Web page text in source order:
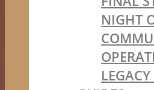
NIGHT